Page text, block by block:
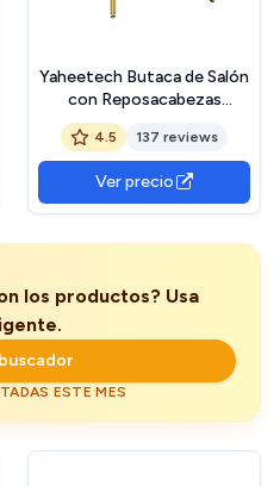
Yaheetech Butaca de Salón
con Reposacabezas
Ajustable 3 Posiciones Silla
de Ocio Respaldo
Ergonómico y Soporte
Lumbar Sillón Relax
Individual Carga 136 kg para
4.5 137 reviews
Ver precio
los productos? Usa
ESTE MES